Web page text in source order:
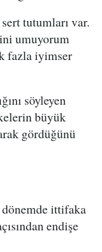
tutumları var.
umuyorum
fazla iyimser
söyleyen
büyük
gördüğünü
dönemde ittifaka
endişe